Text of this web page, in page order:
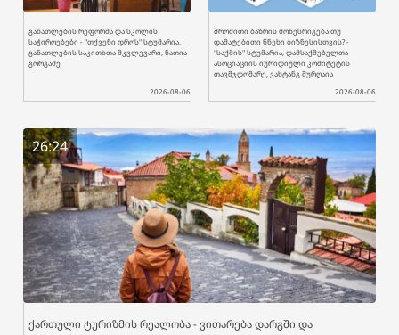
განათლების რეფორმა და სკოლის
საჭიროებები - "თქვენი დროს" სტუმარია,
განათლების საკითხთა მკვლევარი, ნათია
გორგაძე
2026-08-06
შრომითი ბაზრის მოწესრიგება თუ
დამატებითი წნეხი ბიზნესისთვის? -
"საქმის" სტუმარია, დამსაქმებელთა
ასოციაციის იურიდიული კომიტეტის
თავმჯდომარე, ვახტანგ შურღაია
2026-08-06
26:24
ქართული ტურიზმის რეალობა - ვითარება დარგში და